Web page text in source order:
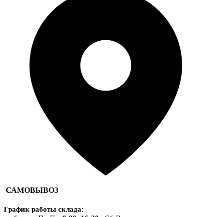
САМОВЫВОЗ
График работы склада: